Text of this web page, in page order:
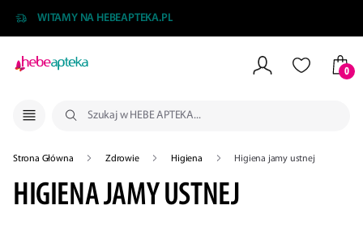
WITAMY NA HEBEAPTEKA.PL
0
DODANO PRODUKT DO KOSZYKA
ZMNIEJSZONO LICZBĘ PRODUKTÓW
ZESTAW DODANY DO KOSZYKA
NIE MOŻNA BYŁO DODAĆ CAŁEGO ZESTAWU DO KOSZYKA
Strona Główna Zdrowie Higiena Higiena jamy ustnej
HIGIENA JAMY USTNEJ